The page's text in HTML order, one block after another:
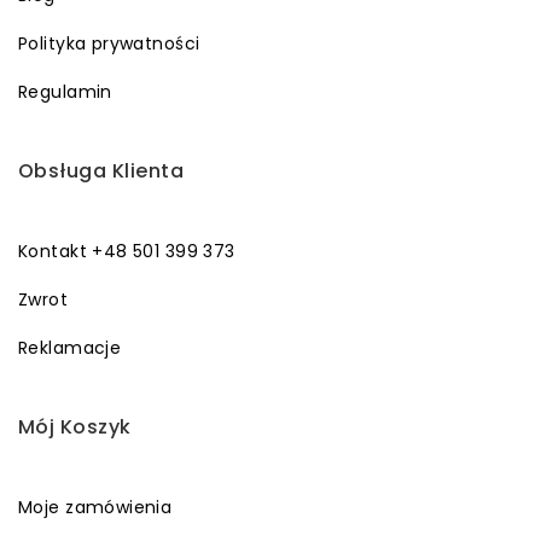
Polityka prywatności
Regulamin
Obsługa Klienta
Kontakt +48 501 399 373
Zwrot
Reklamacje
Mój Koszyk
Moje zamówienia